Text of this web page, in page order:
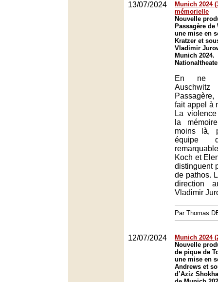
13/07/2024
Munich 2024
mémorielle
Nouvelle
Passagère
une mise en
Kratzer et
Vladimir
Munich 2024.
En ne
fait appel à
La
la
moins là,
équipe
Koch et
distinguent
de pathos.
direction
Vladimir
Par Thomas
12/07/2024
Munich 2024
Nouvelle
de pique de
une mise en
Andrews et
d’Aziz